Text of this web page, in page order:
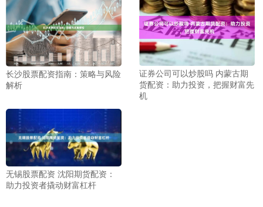
长沙股票配资指南：策略与风险
解析
证券公司可以炒股吗 内蒙古期
货配资：助力投资，把握财富先
机
无锡股票配资 沈阳期货配资：
助力投资者撬动财富杠杆